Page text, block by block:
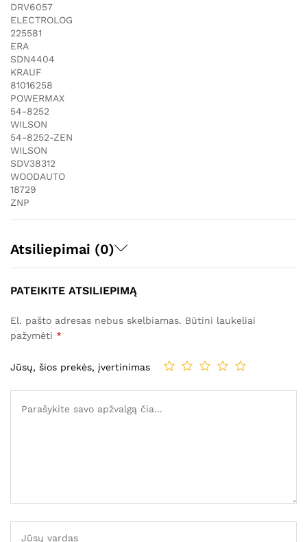
DRV6057
ELECTROLOG
225581
ERA
SDN4404
KRAUF
81016258
POWERMAX
54-8252
WILSON
54-8252-ZEN
WILSON
SDV38312
WOODAUTO
18729
ZNP
Atsiliepimai (0)
PATEIKITE ATSILIEPIMĄ
El. pašto adresas nebus skelbiamas. Būtini laukeliai
pažymėti *
Jūsų, šios prekės, įvertinimas